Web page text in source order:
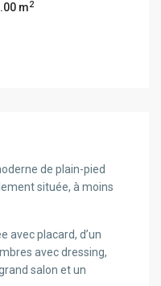
m2
de plain-pied
située, à moins
avec placard, d’un
avec dressing,
salon et un